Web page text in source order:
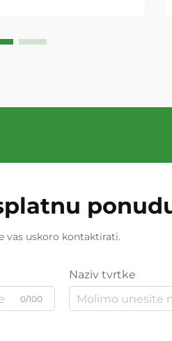
vas uskoro kontaktirati.
0/100
Naziv tvrtke